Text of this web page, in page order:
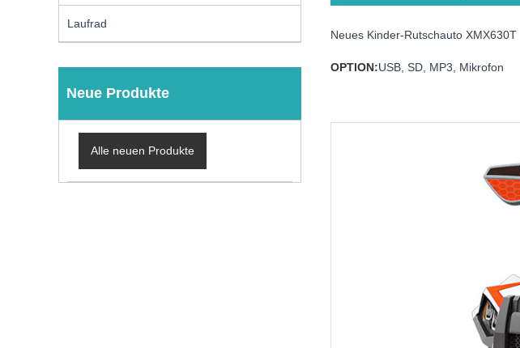
Laufrad
Neue Produkte
Alle neuen Produkte
Neues Kinder-Rutschauto XMX630T
OPTION:USB, SD, MP3, Mikrofon